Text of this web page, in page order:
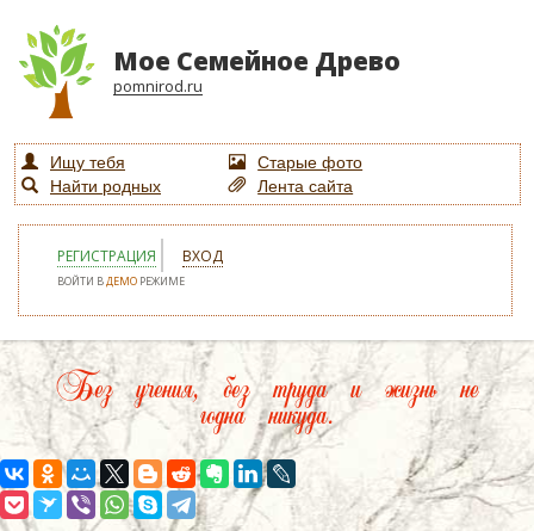
Мое Семейное Древо
pomnirod.ru
Ищу тебя
Старые фото
Найти родных
Лента сайта
РЕГИСТРАЦИЯ ВХОД
ВОЙТИ ВДЕМО РЕЖИМЕ
Без учения, без труда и жизнь не
годна никуда.